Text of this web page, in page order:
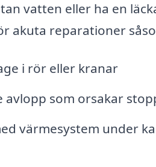
vatten eller ha en
akuta reparationer
i rör eller kranar
avlopp som orsakar
värmesystem under